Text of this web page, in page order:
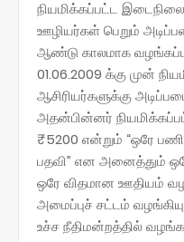
நியமிக்கப்பட்ட
ஊழியர்கள் பெறும்
ஆண்டு காலமாக
01.06.2009 க்கு முன்
ஆசிரியர்களுக்கு
அதன்பின்னர்
₹5200 என்றும் “ஒரே
பதவி” என அனைத்தும்
ஒரே விதமான ஊதியம்
அமைப்புச் சட்டம்
உச்ச நீதிமன்றத்தில்